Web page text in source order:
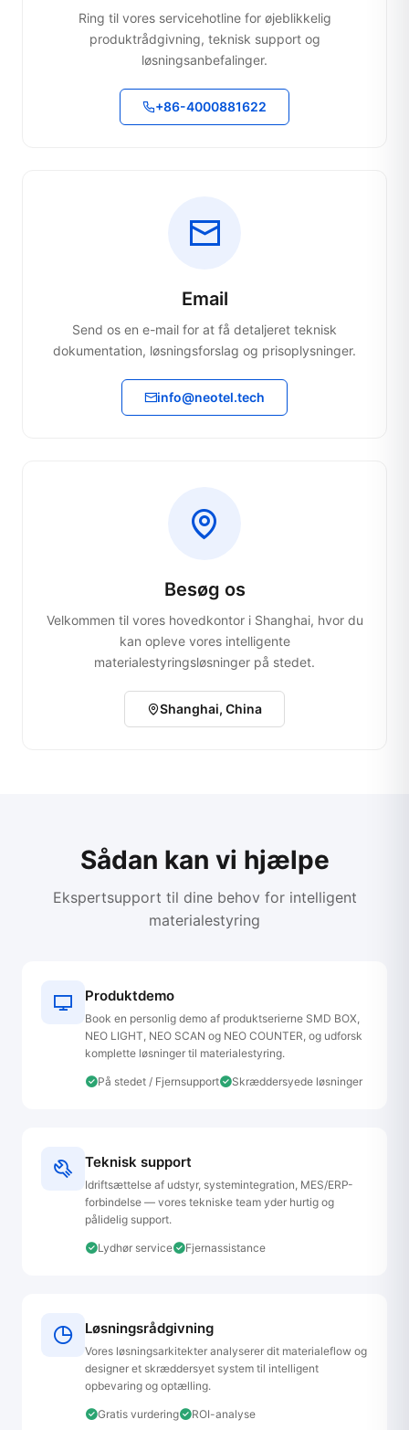
Ring til vores servicehotline for øjeblikkelig
produktrådgivning, teknisk support og
løsningsanbefalinger.
+86-4000881622
Email
Send os en e-mail for at få detaljeret teknisk
dokumentation, løsningsforslag og prisoplysninger.
info@neotel.tech
Besøg os
Velkommen til vores hovedkontor i Shanghai, hvor du
kan opleve vores intelligente
materialestyringsløsninger på stedet.
Shanghai, China
Sådan kan vi hjælpe
Ekspertsupport til dine behov for intelligent
materialestyring
Produktdemo
Book en personlig demo af produktserierne SMD BOX,
NEO LIGHT, NEO SCAN og NEO COUNTER, og udforsk
komplette løsninger til materialestyring.
På stedet / Fjernsupport Skræddersyede løsninger
Teknisk support
Idriftsættelse af udstyr, systemintegration, MES/ERP-
forbindelse — vores tekniske team yder hurtig og
pålidelig support.
Lydhør service Fjernassistance
Løsningsrådgivning
Vores løsningsarkitekter analyserer dit materialeflow og
designer et skræddersyet system til intelligent
opbevaring og optælling.
Gratis vurdering ROI-analyse